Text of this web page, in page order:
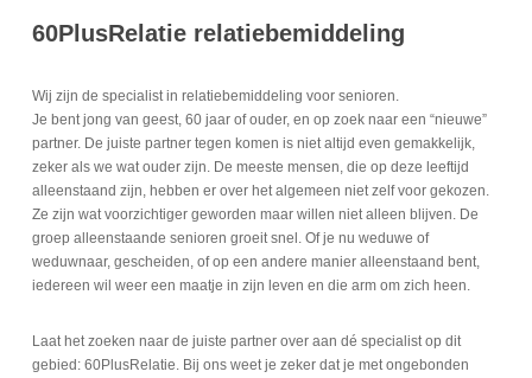
60PlusRelatie relatiebemiddeling
Wij zijn de specialist in relatiebemiddeling voor senioren.
Je bent jong van geest, 60 jaar of ouder, en op zoek naar een “nieuwe”
partner. De juiste partner tegen komen is niet altijd even gemakkelijk,
zeker als we wat ouder zijn. De meeste mensen, die op deze leeftijd
alleenstaand zijn, hebben er over het algemeen niet zelf voor gekozen.
Ze zijn wat voorzichtiger geworden maar willen niet alleen blijven. De
groep alleenstaande senioren groeit snel. Of je nu weduwe of
weduwnaar, gescheiden, of op een andere manier alleenstaand bent,
iedereen wil weer een maatje in zijn leven en die arm om zich heen.
Laat het zoeken naar de juiste partner over aan dé specialist op dit
gebied: 60PlusRelatie. Bij ons weet je zeker dat je met ongebonden